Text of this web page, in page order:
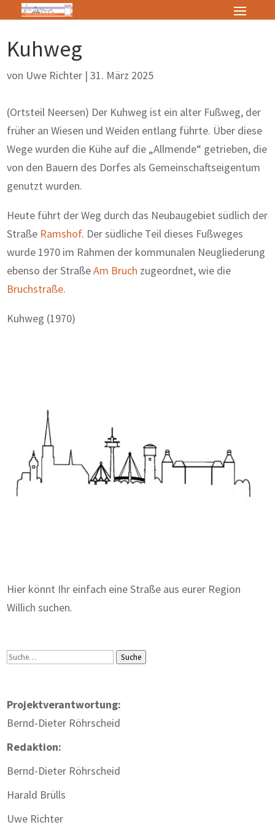
Kuhweg
von Uwe Richter |31. März 2025
(Ortsteil Neersen) Der Kuhweg ist ein alter Fußweg, der
früher an Wiesen und Weiden entlang führte. Über diese
Wege wurden die Kühe auf die „Allmende“ getrieben, die
von den Bauern des Dorfes als Gemeinschaftseigentum
genutzt wurden.
Heute führt der Weg durch das Neubaugebiet südlich der
Straße Ramshof. Der südliche Teil dieses Fußweges
wurde 1970 im Rahmen der kommunalen Neugliederung
ebenso der StraßeAm Bruch zugeordnet, wie die
Bruchstraße.
Kuhweg (1970)
Hier könnt Ihr einfach eine Straße aus eurer Region
Willich suchen.
Suche Suche
Projektverantwortung:
Bernd-Dieter Röhrscheid
Redaktion:
Bernd-Dieter Röhrscheid
Harald Brülls
Uwe Richter